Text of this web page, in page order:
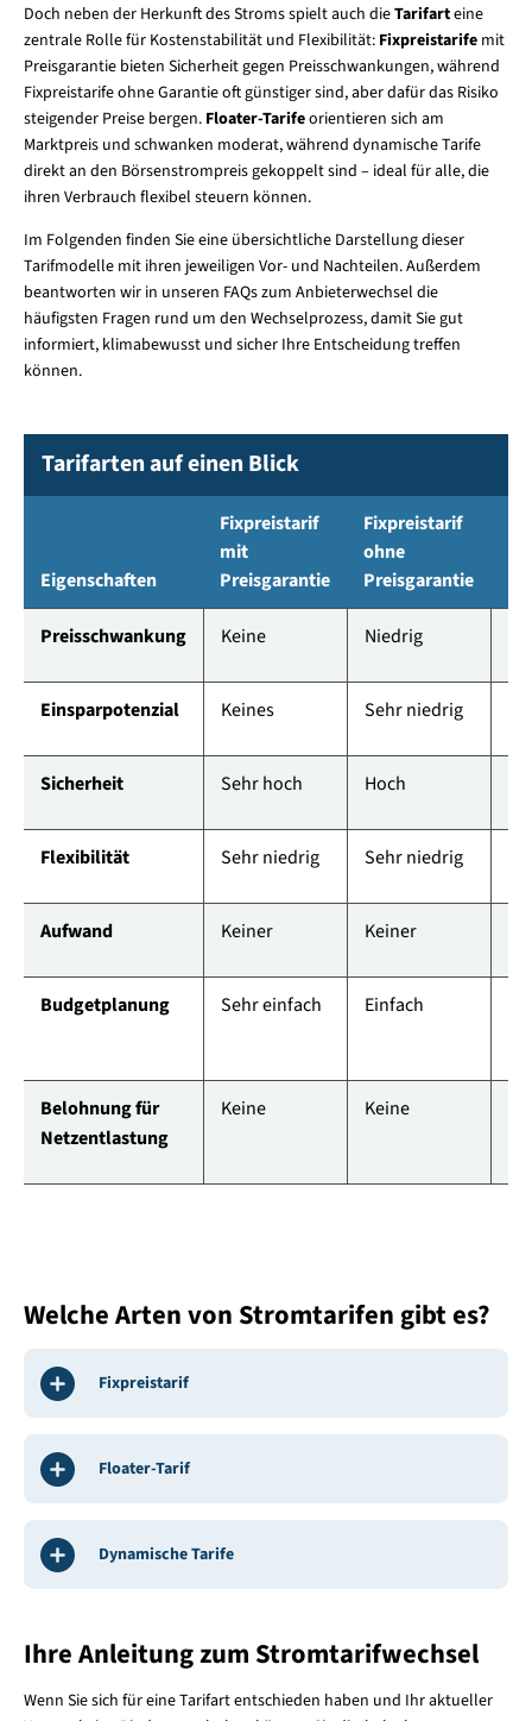
Doch neben der Herkunft des Stroms spielt auch dieTarifarteine
zentrale Rolle für Kostenstabilität und Flexibilität: Fixpreistarife mit
Preisgarantie bieten Sicherheit gegen Preisschwankungen, während
Fixpreistarife ohne Garantie oft günstiger sind, aber dafür das Risiko
steigender Preise bergen. Floater-Tarifeorientieren sich am
Marktpreis und schwanken moderat, während dynamische Tarife
direkt an den Börsenstrompreis gekoppelt sind – ideal für alle, die
ihren Verbrauch flexibel steuern können.
Im Folgenden finden Sie eine übersichtliche Darstellung dieser
Tarifmodelle mit ihren jeweiligen Vor- und Nachteilen. Außerdem
beantworten wir in unseren FAQs zum Anbieterwechsel die
häufigsten Fragen rund um den Wechselprozess, damit Sie gut
informiert, klimabewusst und sicher Ihre Entscheidung treffen
können.
Tarifarten auf einen Blick
Eigenschaften
Fixpreistarif
mit
Preisgarantie
Fixpreistarif
ohne
Preisgarantie
Preisschwankung Keine Niedrig
Einsparpotenzial Keines Sehr niedrig
Sicherheit Sehr hoch Hoch
Flexibilität Sehr niedrig Sehr niedrig
Aufwand Keiner Keiner
Budgetplanung Sehr einfach Einfach
Belohnung für
Netzentlastung
Keine Keine
Welche Arten von Stromtarifen gibt es?
Fixpreistarif
Floater-Tarif
Dynamische Tarife
Ihre Anleitung zum Stromtarifwechsel
Wenn Sie sich für eine Tarifart entschieden haben und Ihr aktueller